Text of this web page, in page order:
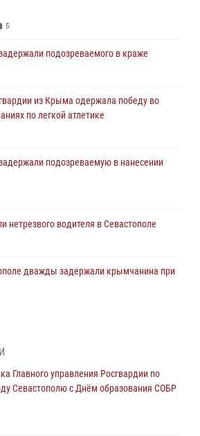
5
подозреваемого в краже
из Крыма одержала победу во
по легкой атлетике
подозреваемую в нанесении
нетрезвого водителя в Севастополе
дважды задержали крымчанина при
задержала ряд
Главного управления Росгвардии по
Севастополю с Днём образования СОБР